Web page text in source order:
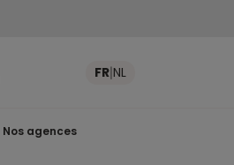
FR NL
Nos agences